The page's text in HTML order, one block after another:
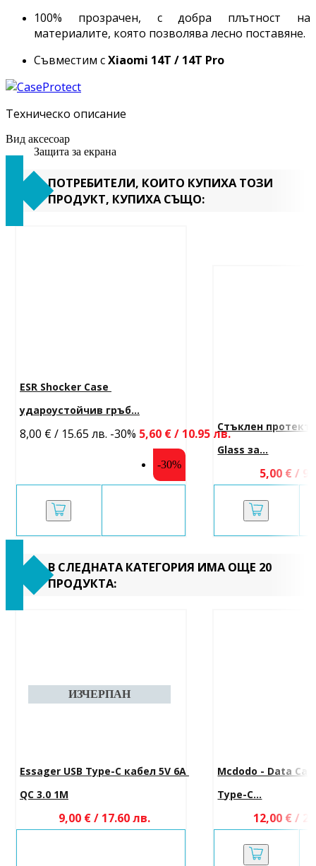
100% прозрачен, с добра плътност на
материалите, която позволява лесно поставяне.
Съвместим сXiaomi 14T / 14T Pro
Техническо описание
Вид аксесоар
Защита за екрана
ПОТРЕБИТЕЛИ, КОИТО КУПИХА ТОЗИ
ПРОДУКТ, КУПИХА СЪЩО:
ESR Shocker Case
удароустойчив гръб...
8,00 € / 15.65 лв. -30% 5,60 € / 10.95 лв.
-30%
Стъклен
Glass за...
5,00 € /
В СЛЕДНАТА КАТЕГОРИЯ ИМА ОЩЕ 20
ПРОДУКТА:
Essager USB Type-C кабел 5V 6A
QC 3.0 1M
9,00 € / 17.60 лв.
Mcdodo - Data
Type-C...
12,00 € /